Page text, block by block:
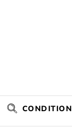
CONDITION